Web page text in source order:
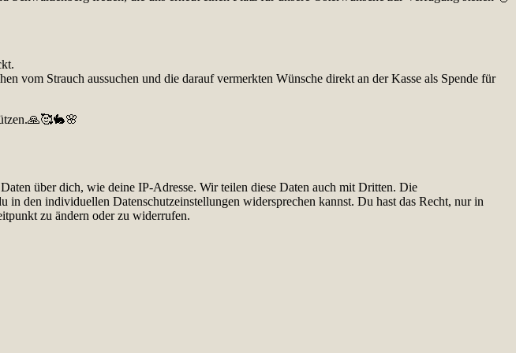
vom Strauch aussuchen und die darauf vermerkten Wünsche direkt an der Kasse als Spende für
über dich, wie deine IP-Adresse. Wir teilen diese Daten auch mit Dritten. Die
den individuellen Datenschutzeinstellungen widersprechen kannst. Du hast das Recht, nur in
zu ändern oder zu widerrufen.